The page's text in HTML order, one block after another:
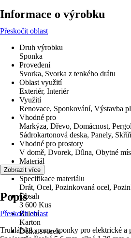
Informace o výrobku
Přeskočit oblast
Druh výrobku
Sponka
Provedení
Svorka, Svorka z tenkého drátu
Oblast využití
Exteriér, Interiér
Využití
Renovace, Sponkování, Výstavba
Vhodné pro
Markýza, Dřevo, Domácnost,
Sádrokartonová deska, Panely, Skříň
Vhodné pro prostory
V domě, Dvorek, Dílna, Obytné
Materiál
Ocel
Specifikace materiálu
Drát, Ocel, Pozinkovaná ocel,
Obsah
3 600 Kus
Balení
Karton
Délka svorek
Zobrazit více
Popis
Přeskočit oblast
Truhlářské spony, sponky pro elektrické a